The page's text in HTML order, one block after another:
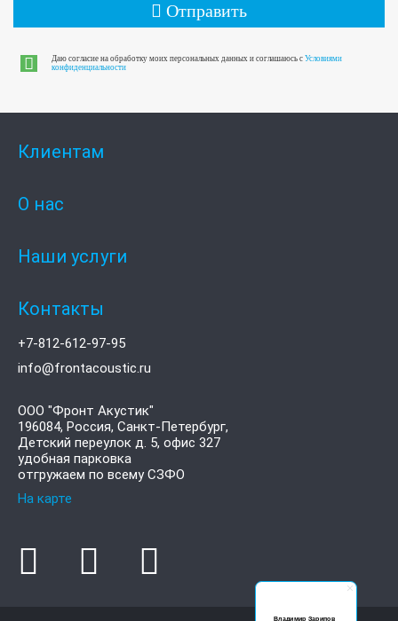
Владимир Зарипов
Отправить
Даю согласие на обработку моих персональных данных и соглашаюсь с Условиями
конфиденциальности
Клиентам
О нас
Наши услуги
Контакты
+7-812-612-97-95
info@frontacoustic.ru
ООО "Фронт Акустик"
196084, Россия, Санкт-Петербург,
Детский переулок д. 5, офис 327
удобная парковка
отгружаем по всему СЗФО
На карте